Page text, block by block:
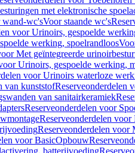
met elektronische
wand-wc'sVoor staande wc's
voor Urinoirs, gespoelde
werking, spoelrandloos
Met geïntegreerde
Urinoirs, gespoelde werking,
voor Urinoirs waterloze
van kunststofReserveonderdelen
van sanitairkeramiek
Reserveonderdelen voor
Reserveonderdelen
Reserveonderdelen voor
voor BasicOpbouw
batterijvoeding